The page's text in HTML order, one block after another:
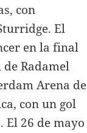
con
El
en la final
Radamel
Arena de
con un gol
26 de mayo